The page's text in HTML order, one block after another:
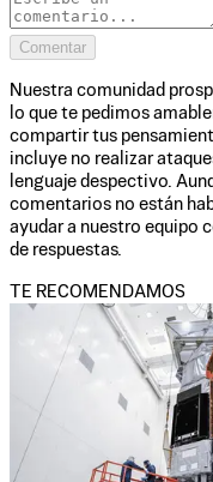
Comentar
Nuestra comunidad
lo que te pedimos
compartir tus
incluye no realizar
lenguaje despectivo.
comentarios no están
ayudar a nuestro equipo
de respuestas.
TE RECOMENDAMOS